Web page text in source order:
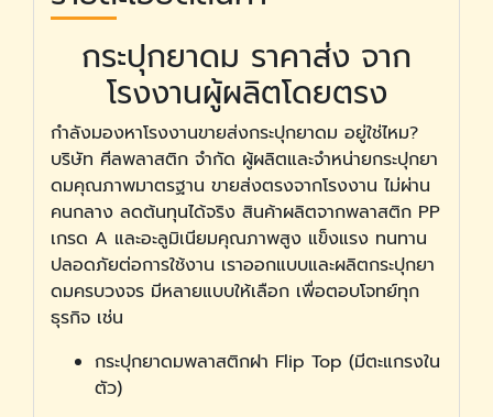
กระปุกยาดม ราคาส่ง จาก
โรงงานผู้ผลิตโดยตรง
กำลังมองหาโรงงานขายส่งกระปุกยาดม อยู่ใช่ไหม?
บริษัท ศีลพลาสติก จำกัด ผู้ผลิตและจำหน่ายกระปุกยา
ดมคุณภาพมาตรฐาน ขายส่งตรงจากโรงงาน ไม่ผ่าน
คนกลาง ลดต้นทุนได้จริง สินค้าผลิตจากพลาสติก PP
เกรด A และอะลูมิเนียมคุณภาพสูง แข็งแรง ทนทาน
ปลอดภัยต่อการใช้งาน เราออกแบบและผลิตกระปุกยา
ดมครบวงจร มีหลายแบบให้เลือก เพื่อตอบโจทย์ทุก
ธุรกิจ เช่น
กระปุกยาดมพลาสติกฝา Flip Top (มีตะแกรงใน
ตัว)